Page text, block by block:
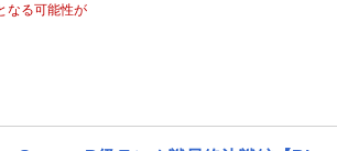
なる可能性が